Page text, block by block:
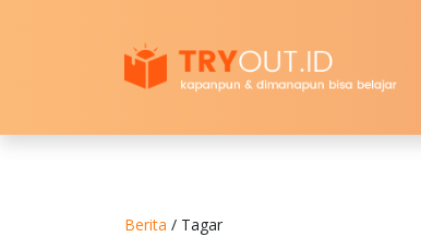
Berita / Tagar